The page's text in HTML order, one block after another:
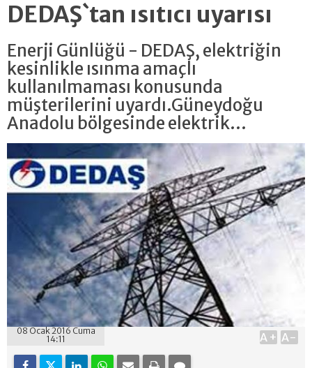
DEDAŞ`tan ısıtıcı uyarısı
Enerji Günlüğü - DEDAŞ, elektriğin
kesinlikle ısınma amaçlı
kullanılmaması konusunda
müşterilerini uyardı.Güneydoğu
Anadolu bölgesinde elektrik...
08 Ocak 2016 Cuma
14:11
A+ A-